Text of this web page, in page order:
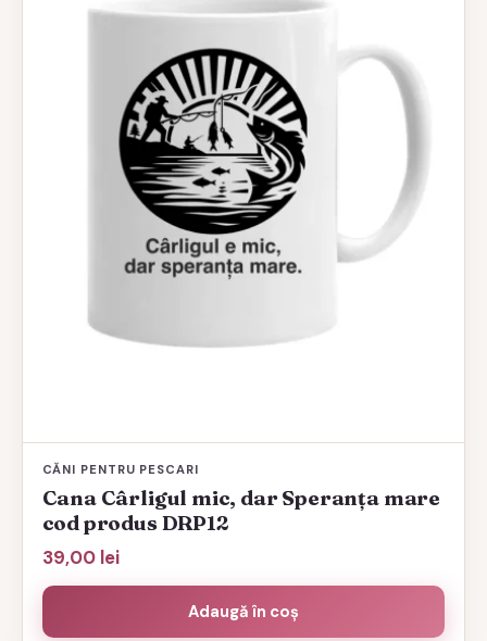
CĂNI PENTRU PESCARI
Cana Cârligul mic, dar Speranța mare
cod produs DRP12
39,00 lei
Adaugă în coș